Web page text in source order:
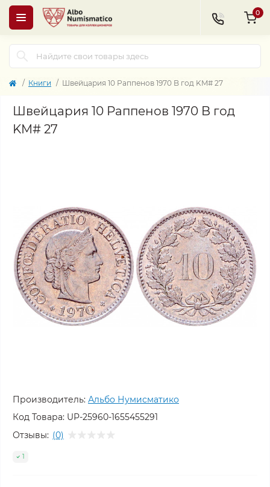
0
Книги Швейцария 10 Раппенов 1970 B год KM# 27
Швейцария 10 Раппенов 1970 B год
KM# 27
Производитель: Альбо Нумисматико
Код Товара: UP-25960-1655455291
Отзывы: (0)
1